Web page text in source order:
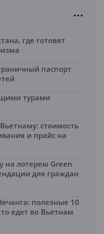
где готовят
паспорт
турами
стоимость
и прайс на
на лотерею Green
для граждан
полезные 10
едет во Вьетнам